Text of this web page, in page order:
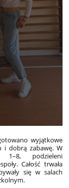
wyjątkowe
i dobrą zabawę. W
1–8, podzieleni
Całość trwała
się w salach